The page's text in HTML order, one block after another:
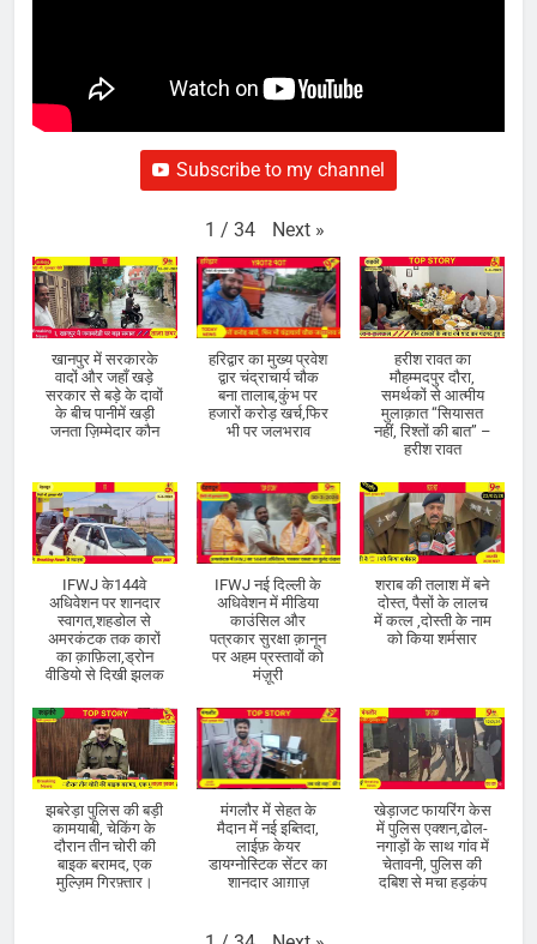
Subscribe to my channel
1 / 34 Next »
खानपुर में सरकारके
वादों और जहाँ खड़े
सरकार से बड़े के दावों
के बीच पानीमें खड़ी
जनता ज़िम्मेदार कौन
हरिद्वार का मुख्य प्रवेश
द्वार चंद्राचार्य चौक
बना तालाब,कुंभ पर
हजारों करोड़ खर्च,फिर
भी पर जलभराव
हरीश रावत का
मौहम्मदपुर दौरा,
समर्थकों से आत्मीय
मुलाक़ात “सियासत
नहीं, रिश्तों की बात” –
हरीश रावत
IFWJ के144वे
अधिवेशन पर शानदार
स्वागत,शहडोल से
अमरकंटक तक कारों
का क़ाफ़िला,ड्रोन
वीडियो से दिखी झलक
IFWJ नई दिल्ली के
अधिवेशन में मीडिया
काउंसिल और
पत्रकार सुरक्षा क़ानून
पर अहम प्रस्तावों को
मंज़ूरी
शराब की तलाश में बने
दोस्त, पैसों के लालच
में कत्ल ,दोस्ती के नाम
को किया शर्मसार
झबरेड़ा पुलिस की बड़ी
कामयाबी, चेकिंग के
दौरान तीन चोरी की
बाइक बरामद, एक
मुल्ज़िम गिरफ़्तार।
मंगलौर में सेहत के
मैदान में नई इब्तिदा,
लाईफ़ केयर
डायग्नोस्टिक सेंटर का
शानदार आग़ाज़
खेड़ाजट फायरिंग केस
में पुलिस एक्शन,ढोल-
नगाड़ों के साथ गांव में
चेतावनी, पुलिस की
दबिश से मचा हड़कंप